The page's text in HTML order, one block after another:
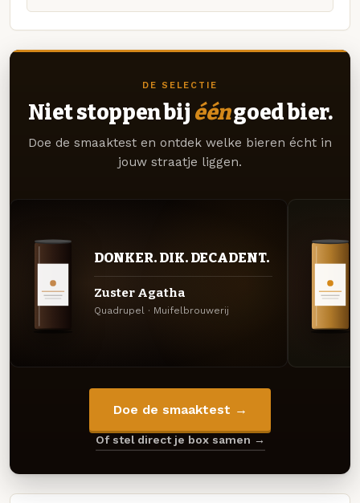
DE SELECTIE
Niet stoppen bij ééngoed bier.
Doe de smaaktest en ontdek welke bieren écht in
jouw straatje liggen.
DONKER. DIK. DECADENT.
Zuster Agatha
Quadrupel · Muifelbrouwerij
Doe de smaaktest →
Of stel direct je box samen →